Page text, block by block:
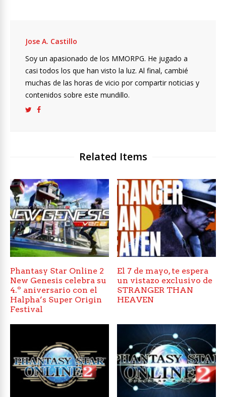
Jose A. Castillo
Soy un apasionado de los MMORPG. He jugado a
casi todos los que han visto la luz. Al final, cambié
muchas de las horas de vicio por compartir noticias y
contenidos sobre este mundillo.
Related Items
Phantasy Star Online 2
New Genesis celebra su
4.º aniversario con el
Halpha’s Super Origin
Festival
El 7 de mayo, te espera
un vistazo exclusivo de
STRANGER THAN
HEAVEN